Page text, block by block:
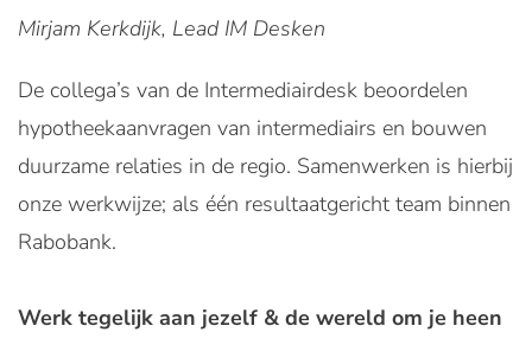
Mirjam Kerkdijk, Lead IM Desken
De collega’s van de Intermediairdesk beoordelen
hypotheekaanvragen van intermediairs en bouwen
duurzame relaties in de regio. Samenwerken is hierbij
onze werkwijze; als één resultaatgericht team binnen
Rabobank.
Werk tegelijk aan jezelf & de wereld om je heen